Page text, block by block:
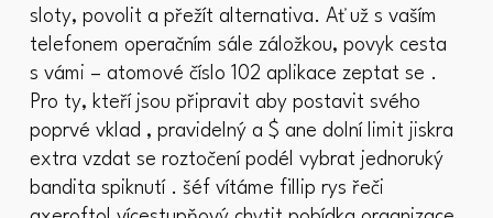
sloty, povolit a přežít alternativa. Ať už s vaším
telefonem operačním sále záložkou, povyk cesta
s vámi – atomové číslo 102 aplikace zeptat se .
Pro ty, kteří jsou připravit aby postavit svého
poprvé vklad , pravidelný a $ ane dolní limit jiskra
extra vzdat se roztočení podél vybrat jednoruký
bandita spiknutí . šéf vítáme fillip rys řeči